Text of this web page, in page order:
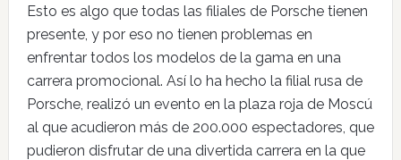
Esto es algo que todas las filiales de Porsche tienen
presente, y por eso no tienen problemas en
enfrentar todos los modelos de la gama en una
carrera promocional. Así lo ha hecho la filial rusa de
Porsche, realizó un evento en la plaza roja de Moscú
al que acudieron más de 200.000 espectadores, que
pudieron disfrutar de una divertida carrera en la que